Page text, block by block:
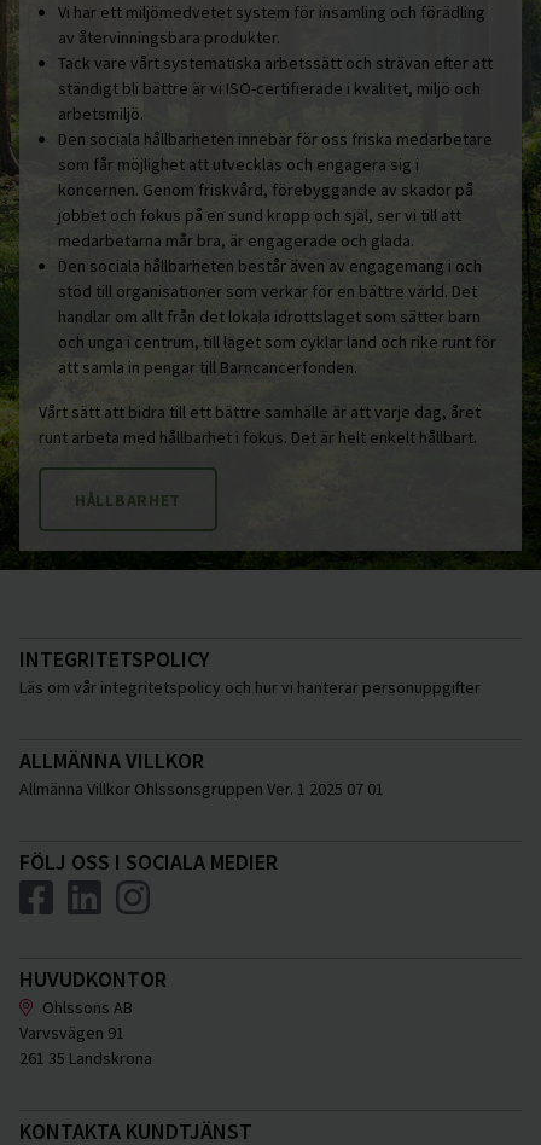
Vi har ett miljömedvetet system för insamling och förädling
av återvinningsbara produkter.
Tack vare vårt systematiska arbetssätt och strävan efter att
ständigt bli bättre är vi ISO-certifierade i kvalitet, miljö och
arbetsmiljö.
Den sociala hållbarheten innebär för oss friska medarbetare
som får möjlighet att utvecklas och engagera sig i
koncernen. Genom friskvård, förebyggande av skador på
jobbet och fokus på en sund kropp och själ, ser vi till att
medarbetarna mår bra, är engagerade och glada.
Den sociala hållbarheten består även av engagemang i och
stöd till organisationer som verkar för en bättre värld. Det
handlar om allt från det lokala idrottslaget som sätter barn
och unga i centrum, till laget som cyklar land och rike runt för
att samla in pengar till Barncancerfonden.
Vårt sätt att bidra till ett bättre samhälle är att varje dag, året
runt arbeta med hållbarhet i fokus. Det är helt enkelt hållbart.
HÅLLBARHET
INTEGRITETSPOLICY
Läs om vår integritetspolicy och hur vi hanterar personuppgifter
ALLMÄNNA VILLKOR
Allmänna Villkor Ohlssonsgruppen Ver. 1 2025 07 01
FÖLJ OSS I SOCIALA MEDIER
HUVUDKONTOR
Ohlssons AB
Varvsvägen 91
261 35 Landskrona
KONTAKTA KUNDTJÄNST